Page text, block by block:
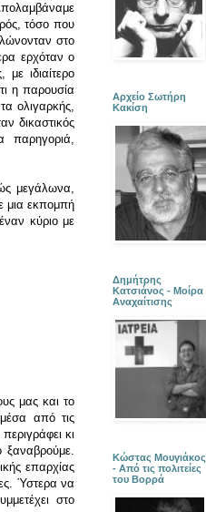
τόσο που
στο
ερχόταν ο
ιδιαίτερο
η παρουσία
ολιγαρκής,
δικαστικός
παρηγοριά,
μεγάλωνα,
μια εκπομπή
κύριο με
μας και το
από τις
κι
ξαναβρούμε.
επαρχίας
Ύστερα να
στο
Αρχείο Σωτήρη
Κακίση
Δημήτρης
Κατσιάνος - Μοίρα
Αναχαίτισης
Κώστας Μουγιάκος
- Από τις πολιτείες
του Βορρά